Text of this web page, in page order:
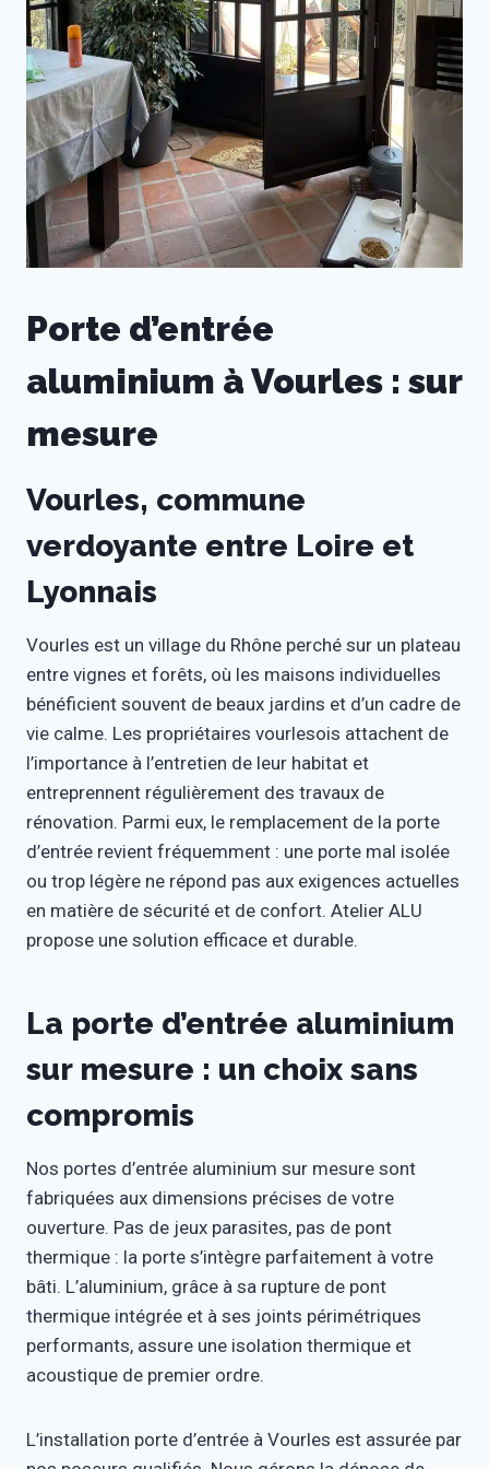
Porte d’entrée
aluminium à Vourles : sur
mesure
Vourles, commune
verdoyante entre Loire et
Lyonnais
Vourles est un village du Rhône perché sur un plateau
entre vignes et forêts, où les maisons individuelles
bénéficient souvent de beaux jardins et d’un cadre de
vie calme. Les propriétaires vourlesois attachent de
l’importance à l’entretien de leur habitat et
entreprennent régulièrement des travaux de
rénovation. Parmi eux, le remplacement de la porte
d’entrée revient fréquemment : une porte mal isolée
ou trop légère ne répond pas aux exigences actuelles
en matière de sécurité et de confort. Atelier ALU
propose une solution efficace et durable.
La porte d’entrée aluminium
sur mesure : un choix sans
compromis
Nos portes d’entrée aluminium sur mesure sont
fabriquées aux dimensions précises de votre
ouverture. Pas de jeux parasites, pas de pont
thermique : la porte s’intègre parfaitement à votre
bâti. L’aluminium, grâce à sa rupture de pont
thermique intégrée et à ses joints périmétriques
performants, assure une isolation thermique et
acoustique de premier ordre.
L’installation porte d’entrée à Vourles est assurée par